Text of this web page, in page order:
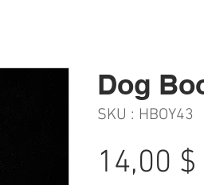
Dog
SKU : HBOY43
14,00 $